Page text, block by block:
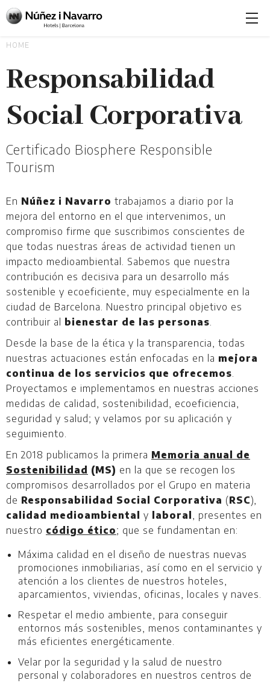
HOME
Responsabilidad
Social Corporativa
Certificado Biosphere Responsible
Tourism
En Núñez i Navarro trabajamos a diario por la
mejora del entorno en el que intervenimos, un
compromiso firme que suscribimos conscientes de
que todas nuestras áreas de actividad tienen un
impacto medioambiental. Sabemos que nuestra
contribución es decisiva para un desarrollo más
sostenible y ecoeficiente, muy especialmente en la
ciudad de Barcelona. Nuestro principal objetivo es
contribuir al bienestar de las personas.
Desde la base de la ética y la transparencia, todas
nuestras actuaciones están enfocadas en la mejora
continua de los servicios que ofrecemos.
Proyectamos e implementamos en nuestras acciones
medidas de calidad, sostenibilidad, ecoeficiencia,
seguridad y salud; y velamos por su aplicación y
seguimiento.
En 2018 publicamos la primera Memoria anual de
Sostenibilidad (MS) en la que se recogen los
compromisos desarrollados por el Grupo en materia
de Responsabilidad Social Corporativa (RSC),
calidad medioambiental
y laboral , presentes en
nuestro código ético; que se fundamentan en:
Máxima calidad en el diseño de nuestras nuevas
promociones inmobiliarias, así como en el servicio y
atención a los clientes de nuestros hoteles,
aparcamientos, viviendas, oficinas, locales y naves.
Respetar el medio ambiente, para conseguir
entornos más sostenibles, menos contaminantes y
más eficientes energéticamente.
Velar por la seguridad y la salud de nuestro
personal y colaboradores en nuestros centros de